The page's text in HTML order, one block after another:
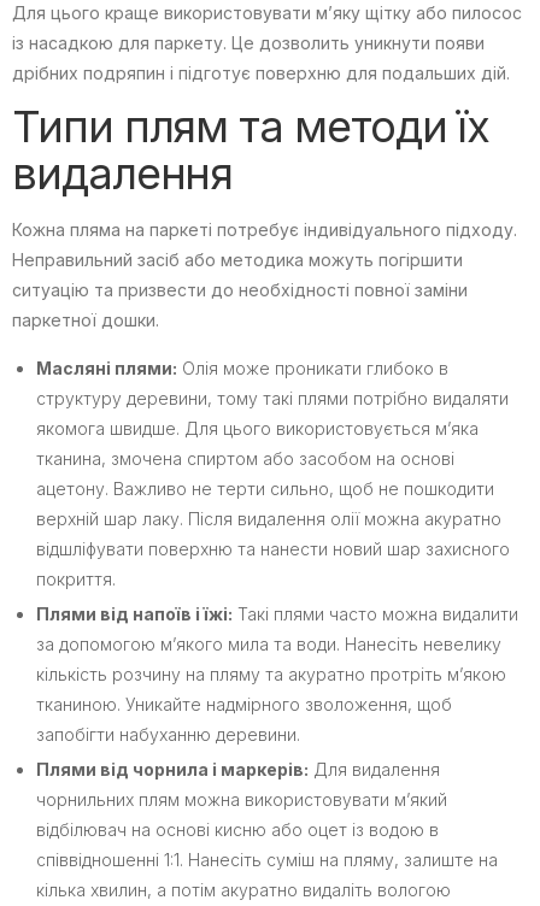
Для цього краще використовувати м’яку щітку або пилосос
із насадкою для паркету. Це дозволить уникнути появи
дрібних подряпин і підготує поверхню для подальших дій.
Типи плям та методи їх
видалення
Кожна пляма на паркеті потребує індивідуального підходу.
Неправильний засіб або методика можуть погіршити
ситуацію та призвести до необхідності повної заміни
паркетної дошки.
Масляні плями: Олія може проникати глибоко в
структуру деревини, тому такі плями потрібно видаляти
якомога швидше. Для цього використовується м’яка
тканина, змочена спиртом або засобом на основі
ацетону. Важливо не терти сильно, щоб не пошкодити
верхній шар лаку. Після видалення олії можна акуратно
відшліфувати поверхню та нанести новий шар захисного
покриття.
Плями від напоїв і їжі: Такі плями часто можна видалити
за допомогою м’якого мила та води. Нанесіть невелику
кількість розчину на пляму та акуратно протріть м’якою
тканиною. Уникайте надмірного зволоження, щоб
запобігти набуханню деревини.
Плями від чорнила і маркерів: Для видалення
чорнильних плям можна використовувати м’який
відбілювач на основі кисню або оцет із водою в
співвідношенні 1:1. Нанесіть суміш на пляму, залиште на
кілька хвилин, а потім акуратно видаліть вологою